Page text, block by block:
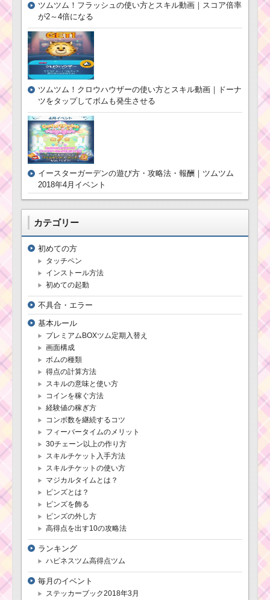
ツムツム！フラッシュの使い方とスキル動画｜スコア倍率
が2～4倍になる
ツムツム！クロウハウザーの使い方とスキル動画｜ドーナ
ツをタップしてボムも発生させる
イースターガーデンの遊び方・攻略法・報酬｜ツムツム
2018年4月イベント
カテゴリー
初めての方
タッチペン
インストール方法
初めての起動
不具合・エラー
基本ルール
プレミアムBOXツム定期入替え
画面構成
ボムの種類
得点の計算方法
スキルの意味と使い方
コインを稼ぐ方法
経験値の稼ぎ方
コンボ数を継続するコツ
フィーバータイムのメリット
30チェーン以上の作り方
スキルチケット入手方法
スキルチケットの使い方
マジカルタイムとは？
ピンズとは？
ピンズを飾る
ピンズの外し方
高得点を出す10の攻略法
ランキング
ハピネスツム高得点ツム
毎月のイベント
ステッカーブック2018年3月